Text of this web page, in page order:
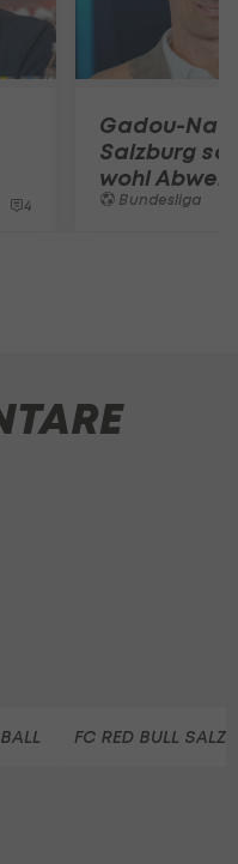
4
Gadou-
Salzburg
wohl
Bundesliga
FC RED BULL